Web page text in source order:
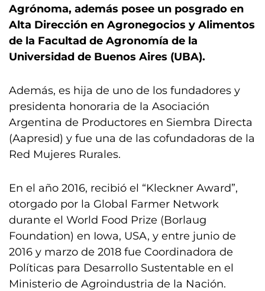
Agrónoma, además posee un posgrado en
Alta Dirección en Agronegocios y Alimentos
de la Facultad de Agronomía de la
Universidad de Buenos Aires (UBA).
Además, es hija de uno de los fundadores y
presidenta honoraria de la Asociación
Argentina de Productores en Siembra Directa
(Aapresid) y fue una de las cofundadoras de la
Red Mujeres Rurales.
En el año 2016, recibió el “Kleckner Award”,
otorgado por la Global Farmer Network
durante el World Food Prize (Borlaug
Foundation) en Iowa, USA, y entre junio de
2016 y marzo de 2018 fue Coordinadora de
Políticas para Desarrollo Sustentable en el
Ministerio de Agroindustria de la Nación.